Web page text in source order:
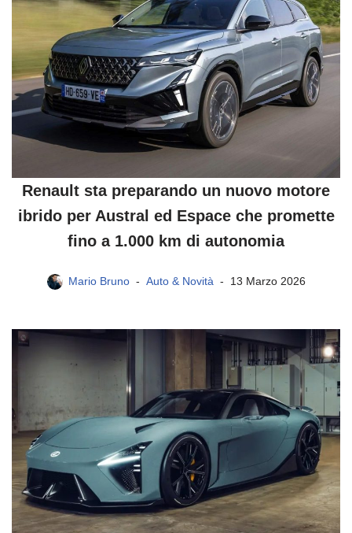
Renault sta preparando un nuovo motore
ibrido per Austral ed Espace che promette
fino a 1.000 km di autonomia
Mario Bruno Auto & Novità 13 Marzo 2026